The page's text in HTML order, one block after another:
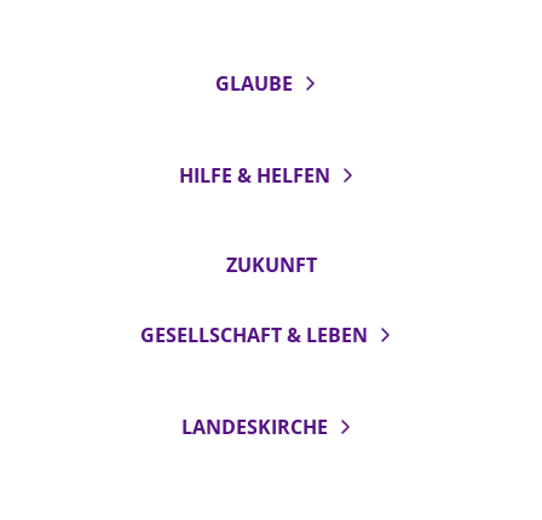
GLAUBE
HILFE & HELFEN
ZUKUNFT
GESELLSCHAFT & LEBEN
LANDESKIRCHE